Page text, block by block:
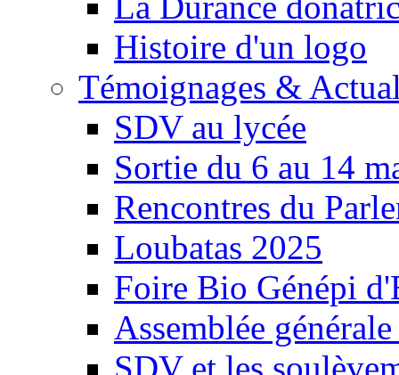
Histoire d'un logo
Témoignages &
SDV au lycée
Sortie du 6 au 14
Rencontres du
Loubatas 2025
Foire Bio Génépi
Assemblée